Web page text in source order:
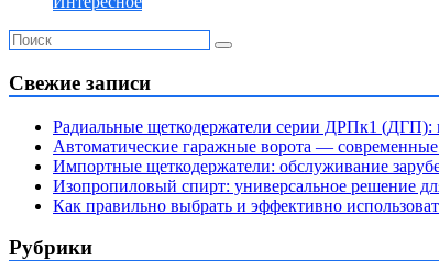
Свежие записи
Радиальные щеткодержатели серии ДРПк1
Автоматические гаражные ворота —
Импортные щеткодержатели: обслуживание
Изопропиловый спирт: универсальное решение
Как правильно выбрать и эффективно
Рубрики